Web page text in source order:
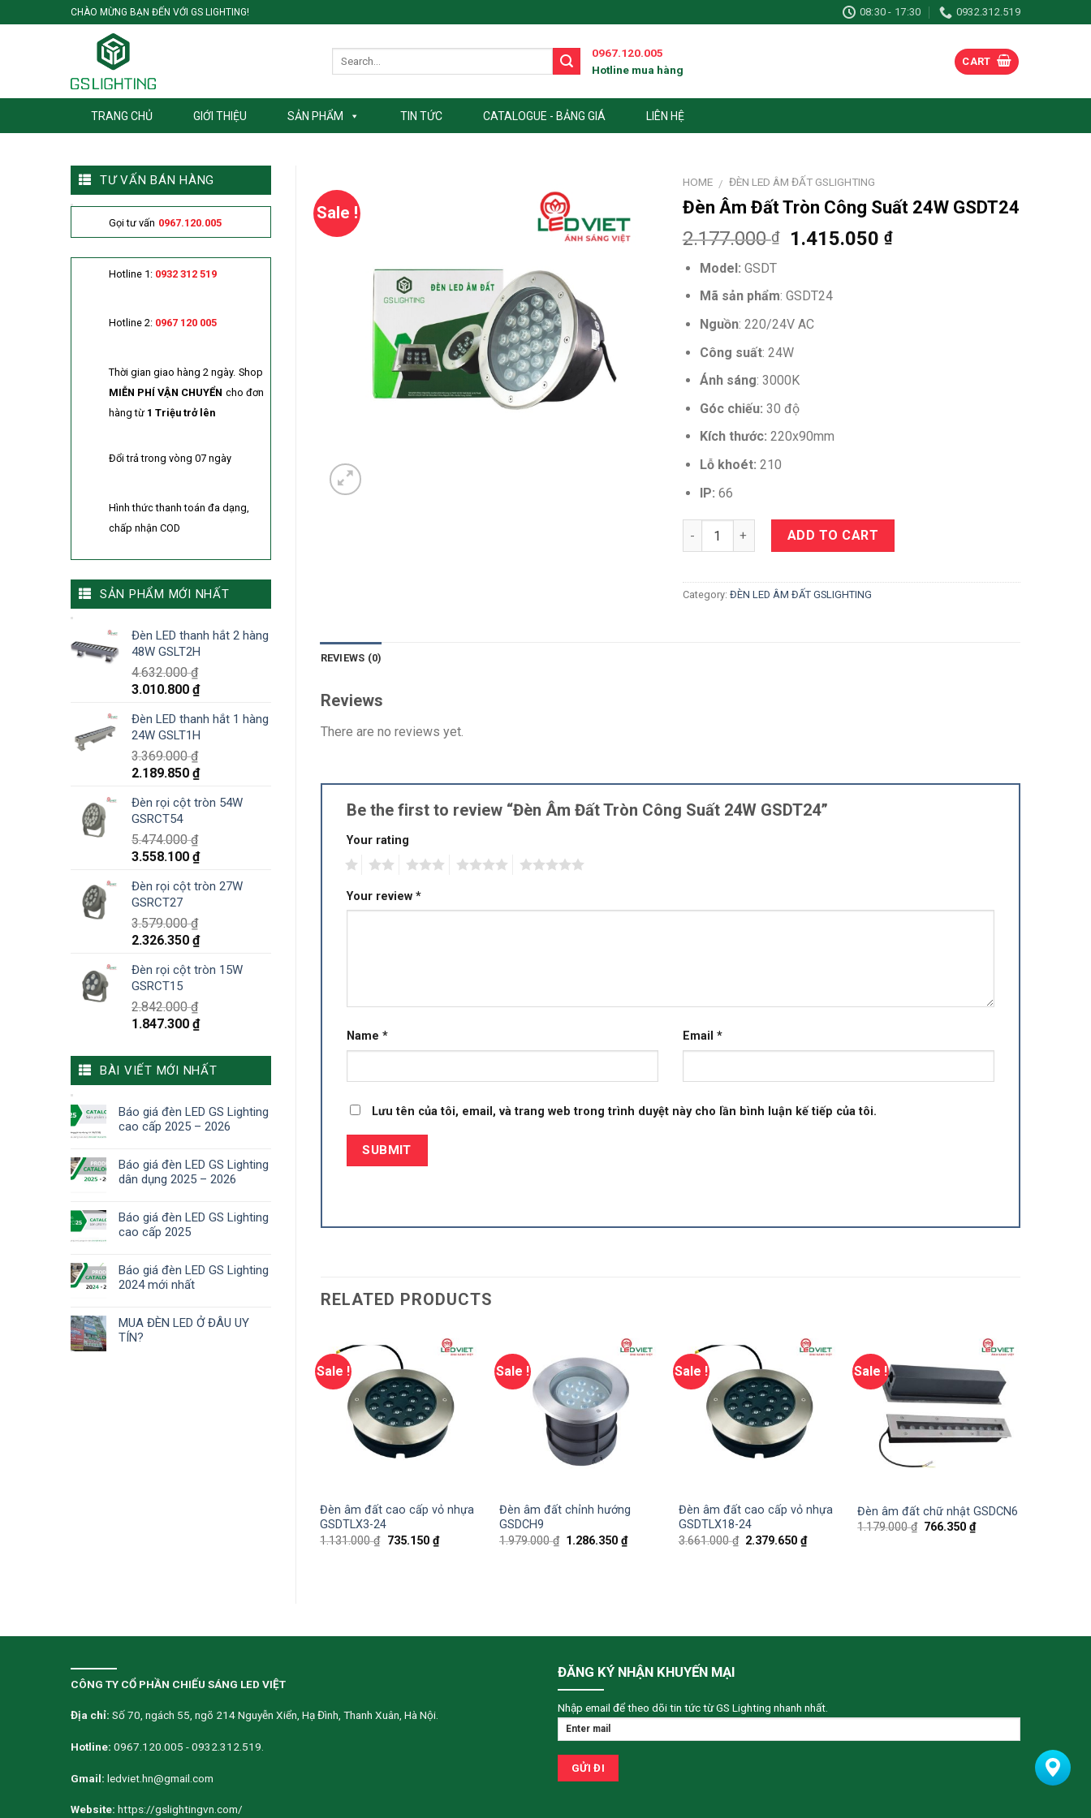
to
CHÀO MỪNG BẠN ĐẾN VỚI GS LIGHTING! 08:30 - 17:30 0932.312.519
0967.120.005
Hotline mua hàng
CART
TRANG CHỦ GIỚI THIỆU SẢN PHẨM TIN TỨC CATALOGUE - BẢNG GIÁ LIÊN HỆ
Sale !
HOME / ĐÈN LED ÂM ĐẤT GSLIGHTING
Đèn Âm Đất Tròn Công Suất 24W GSDT24
2.177.000₫ 1.415.050 ₫
Model: GSDT
Mã sản phẩm: GSDT24
Nguồn: 220/24V AC
Công suất: 24W
Ánh sáng: 3000K
Góc chiếu: 30 độ
Kích thước: 220x90mm
Lỗ khoét: 210
IP: 66
Quantity ADD TO CART
Category: ĐÈN LED ÂM ĐẤT GSLIGHTING
REVIEWS (0)
Reviews
There are no reviews yet.
Be the first to review “Đèn Âm Đất Tròn Công Suất 24W GSDT24”
Your rating
Your review *
Name * Email *
Lưu tên của tôi, email, và trang web trong trình duyệt này cho lần bình luận kế tiếp của tôi.
RELATED PRODUCTS
Sale !
Đèn âm đất cao cấp vỏ nhựa
GSDTLX3-24
1.131.000₫ 735.150 ₫
Sale !
Đèn âm đất chỉnh hướng
GSDCH9
1.979.000₫ 1.286.350₫
Sale !
Đèn âm đất cao cấp vỏ nhựa
GSDTLX18-24
3.661.000₫ 2.379.650 ₫
Sale !
Đèn âm đất chữ nhật GSDCN6
1.179.000₫ 766.350₫
TƯ VẤN BÁN HÀNG
Gọi tư vấn 0967.120.005
Hotline 1: 0932 312 519
Hotline 2: 0967 120 005
Thời gian giao hàng 2 ngày. Shop
MIỄN PHÍ VẬN CHUYỂN cho đơn
hàng từ 1 Triệu trở lên
Đổi trả trong vòng 07 ngày
Hình thức thanh toán đa dạng,
chấp nhận COD
SẢN PHẨM MỚI NHẤT
Đèn LED thanh hắt 2 hàng
48W GSLT2H
4.632.000₫
3.010.800 ₫
Đèn LED thanh hắt 1 hàng
24W GSLT1H
3.369.000₫
2.189.850 ₫
Đèn rọi cột tròn 54W
GSRCT54
5.474.000₫
3.558.100 ₫
Đèn rọi cột tròn 27W
GSRCT27
3.579.000₫
2.326.350 ₫
Đèn rọi cột tròn 15W
GSRCT15
2.842.000₫
1.847.300 ₫
BÀI VIẾT MỚI NHẤT
Báo giá đèn LED GS Lighting
cao cấp 2025 – 2026
Báo giá đèn LED GS Lighting
dân dụng 2025 – 2026
Báo giá đèn LED GS Lighting
cao cấp 2025
Báo giá đèn LED GS Lighting
2024 mới nhất
MUA ĐÈN LED Ở ĐÂU UY
TÍN?
CÔNG TY CỔ PHẦN CHIẾU SÁNG LED VIỆT
Địa chỉ: Số 70, ngách 55, ngõ 214 Nguyễn Xiển, Hạ Đình, Thanh Xuân, Hà Nội.
Hotline: 0967.120.005 - 0932.312.519.
Gmail: ledviet.hn@gmail.com
Website: https://gslightingvn.com/
ĐĂNG KÝ NHẬN KHUYẾN MẠI
Nhập email để theo dõi tin tức từ GS Lighting nhanh nhất.